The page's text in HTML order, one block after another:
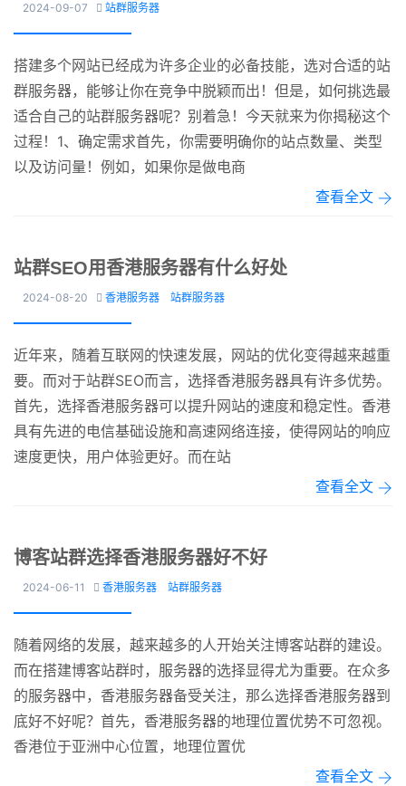
2024-09-07  站群服务器
搭建多个网站已经成为许多企业的必备技能，选对合适的站
群服务器，能够让你在竞争中脱颖而出！但是，如何挑选最
适合自己的站群服务器呢？别着急！今天就来为你揭秘这个
过程！1、确定需求首先，你需要明确你的站点数量、类型
以及访问量！例如，如果你是做电商
查看全文
站群SEO用香港服务器有什么好处
2024-08-20  香港服务器 站群服务器
近年来，随着互联网的快速发展，网站的优化变得越来越重
要。而对于站群SEO而言，选择香港服务器具有许多优势。
首先，选择香港服务器可以提升网站的速度和稳定性。香港
具有先进的电信基础设施和高速网络连接，使得网站的响应
速度更快，用户体验更好。而在站
查看全文
博客站群选择香港服务器好不好
2024-06-11  香港服务器 站群服务器
随着网络的发展，越来越多的人开始关注博客站群的建设。
而在搭建博客站群时，服务器的选择显得尤为重要。在众多
的服务器中，香港服务器备受关注，那么选择香港服务器到
底好不好呢？首先，香港服务器的地理位置优势不可忽视。
香港位于亚洲中心位置，地理位置优
查看全文